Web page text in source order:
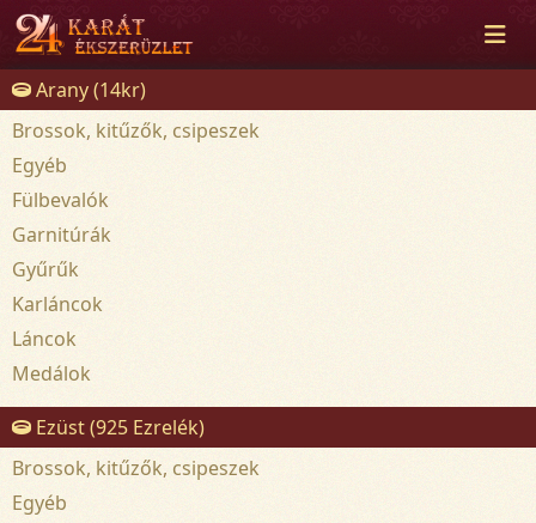
Arany (14kr)
Brossok, kitűzők, csipeszek
Egyéb
Fülbevalók
Garnitúrák
Gyűrűk
Karláncok
Láncok
Medálok
Ezüst (925 Ezrelék)
Brossok, kitűzők, csipeszek
Egyéb